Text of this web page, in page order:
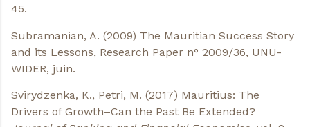
45.
Subramanian, A. (2009) The Mauritian Success Story
and its Lessons, Research Paper n° 2009/36, UNU-
WIDER, juin.
Svirydzenka, K., Petri, M. (2017) Mauritius: The
Drivers of Growth–Can the Past Be Extended?